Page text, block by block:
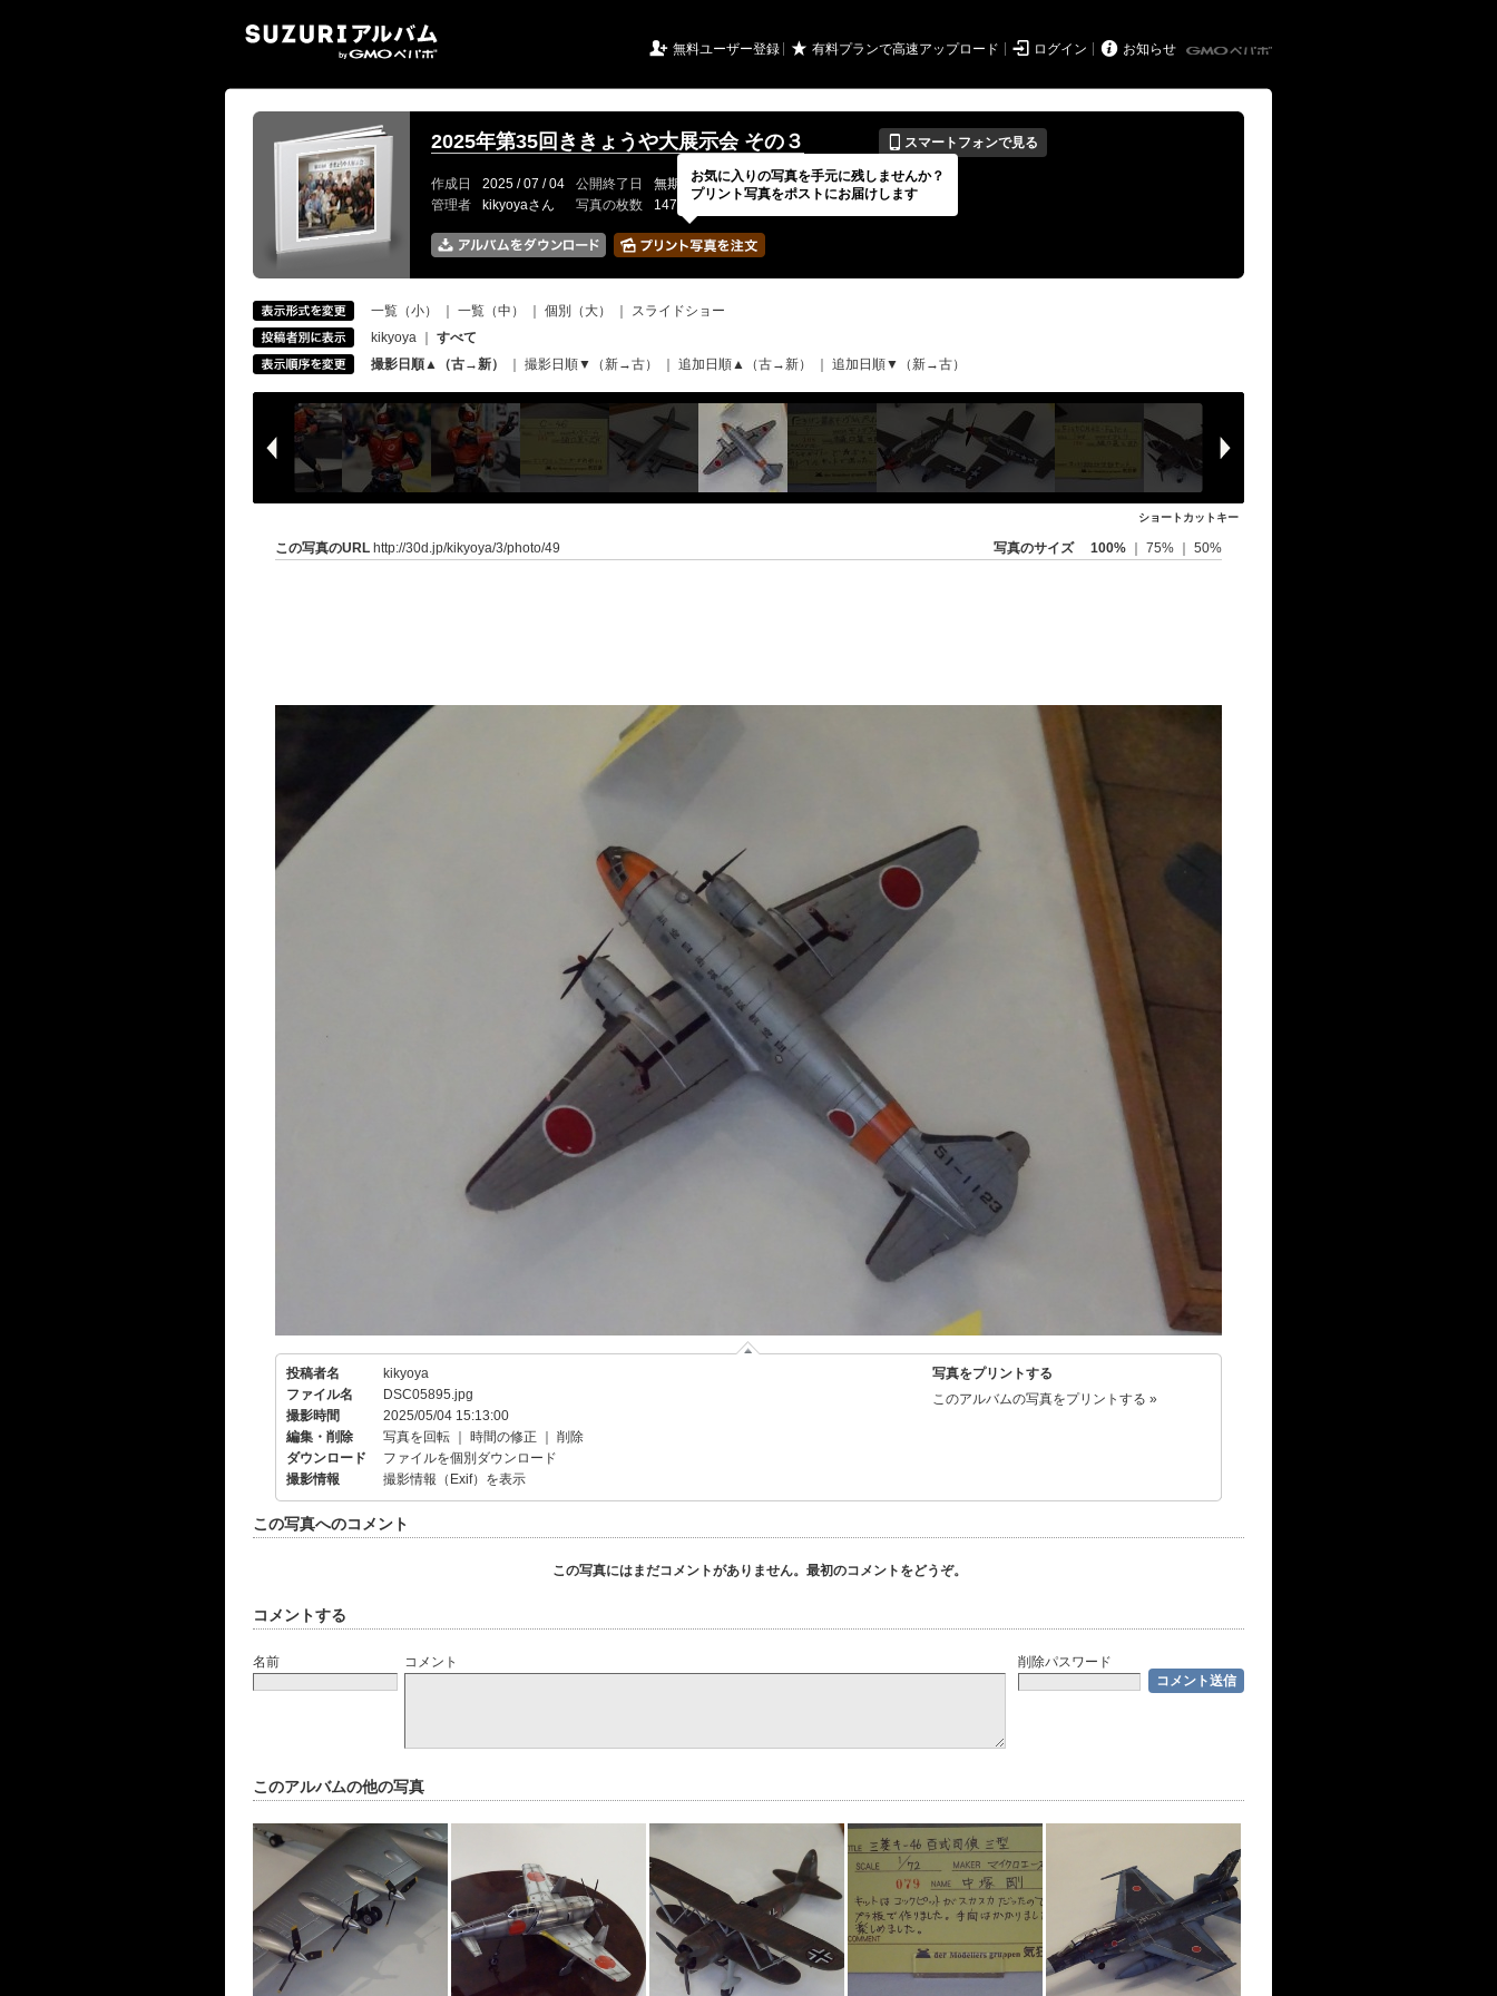
 無料ユーザー登録 ★ 有料プランで高速アップロード  ログイン  お知らせ
2025年第35回ききょうや大展示会 その３ 📱 スマートフォンで見る
作成日 2025 / 07 / 04 公開終了日 無期限 イベントの期間
---
管理者
kikyoyaさん 写真の枚数 147 / 150枚
一覧（小） 一覧（中） 個別（大）
スライドショー
kikyoya
すべて
撮影日順▲（古→新）
撮影日順▼（新→古） 追加日順▲（古→新） 追加日順▼（新→古）
ショートカットキー
この写真のURL http://30d.jp/kikyoya/3/photo/49 写真のサイズ 100% 75% 50%
投稿者名
kikyoya
ファイル名
DSC05895.jpg
撮影時間
2025/05/04 15:13:00
編集・削除
写真を回転 時間の修正
削除
ダウンロード
ファイルを個別ダウンロード
撮影情報
撮影情報（Exif）を表示
写真をプリントする
このアルバムの写真をプリントする »
この写真へのコメント
この写真にはまだコメントがありません。最初のコメントをどうぞ。
コメントする
名前 コメント 削除パスワード
このアルバムの他の写真
お気に入りの写真を手元に残しませんか？
プリント写真をポストにお届けします